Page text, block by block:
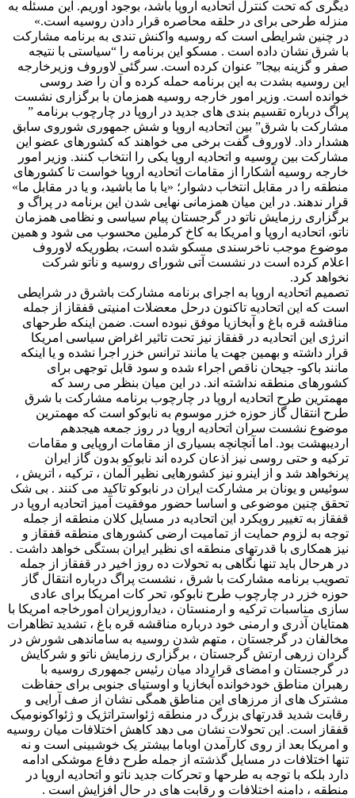
دیگری که تحت کنترل اتحادیه اروپا باشد، بوجود آوریم. این مسئله به
منزله طرحی برای در حلقه محاصره قرار دادن روسیه است.»
در چنین شرایطی است که روسیه واکنش تندی به برنامه مشارکت
با شرق نشان داده است . مسکو این برنامه را “سیاستی با نتیجه
صفر و گزینه بیجا” عنوان کرده است. سرگئی لاوروف وزیرخارجه
این روسیه بشدت به این برنامه حمله کرده و آن را ضد روسی
خوانده است. وزیر امور خارجه روسیه همزمان با برگزاری نشست
پراگ درباره تقسیم بندی های جدید در اروپا در چارچوب برنامه ”
مشارکت با شرق” بین اتحادیه اروپا و شش جمهوری شوروی سابق
هشدار داد. لاوروف گفت برخی می خواهند که کشورهای عضو این
مشارکت بین روسیه و اتحادیه اروپا یکی را انتخاب کنند. وزیر امور
خارجه روسیه آشکارا از مقامات اتحادیه اروپا خواست تا کشورهای
منطقه را در مقابل انتخاب دشوار؛ «یا با ما باشید، و یا در مقابل ما»
قرار ندهند. در این میان همزمانی نهایی شدن این برنامه در پراگ و
برگزاری رزمایش ناتو در گرجستان پیام سیاسی و نظامی همزمان
ناتو، اتحادیه اروپا و امریکا به کاخ کرملین محسوب می شود و همین
موضوع موجب ناخرسندی مسکو شده است، بطوریکه لاوروف
اعلام کرده است در نشست آتی شورای روسیه و ناتو شرکت
نخواهد کرد.
تصمیم اتحادیه اروپا به اجرای برنامه مشارکت باشرق در شرایطی
است که این اتحادیه تاکنون درحل معضلات امنیتی قفقاز از جمله
مناقشه قره باغ و آبخازیا موفق نبوده است. ضمن اینکه طرحهای
انرژی این اتحادیه در قفقاز نیز تحت تاثیر اغراض سیاسی امریکا
قرار داشته و بهمین جهت یا مانند ترانس خزر اجرا نشده و یا اینکه
مانند باکو- جیحان ناقص اجراء شده و سود قابل توجهی برای
کشورهای منطقه نداشته اند. در این میان بنظر می رسد که
مهمترین طرح اتحادیه اروپا در چارچوب برنامه مشارکت با شرق
طرح انتقال گاز حوزه خزر موسوم به نابوکو است که مهمترین
موضوع نشست سران اتحادیه اروپا در روز جمعه هیجدهم
اردیبهشت بود. اما آنچانچه بسیاری از مقامات اروپایی و مقامات
ترکیه و حتی روسی نیز اذعان کرده اند نابوکو بدون گاز ایران
پرنخواهد شد و از اینرو نیز کشورهایی نظیر آلمان ، ترکیه ، اتریش ،
سوئیس و یونان بر مشارکت ایران در نابوکو تاکید می کنند . بی شک
تحقق چنین موضوعی و اساسا حضور موفقیت آمیز اتحادیه اروپا در
قفقاز به تغییر رویکرد این اتحادیه در مسایل کلان منطقه از جمله
توجه به لزوم حمایت از تمامیت ارضی کشورهای منطقه قفقاز و
نیز همکاری با قدرتهای منطقه ای نظیر ایران بستگی خواهد داشت .
در هرحال باید تنها نگاهی به تحولات ده روز اخیر در قفقاز از جمله
تصویب برنامه مشارکت با شرق ، نشست پراگ درباره انتقال گاز
حوزه خزر در چارچوب طرح نابوکو، تحر کات امریکا برای عادی
سازی مناسبات ترکیه و ارمنستان ، دیداروزیران امورخاجه امریکا با
همتایان آذری و ارمنی خود درباره مناقشه قره باغ ، تشدید تظاهرات
مخالفان در گرجستان ، متهم شدن روسیه به ساماندهی شورش در
گردان زرهی ارتش گرجستان ، برگزاری رزمایش ناتو و شرکایش
در گرجستان و امضای قرارداد میان رئیس جمهوری روسیه با
رهبران مناطق خودخوانده آبخازیا و اوستیای جنوبی برای حفاظت
مشترک های از مرزهای این مناطق همگی نشان از صف آرایی و
رقابت شدید قدرتهای بزرگ در منطقه ژئواستراتژیک و ژئواکونومیک
قفقاز است. این تحولات نشان می دهد کاهش اختلافات میان روسیه
و امریکا بعد از روی کارآمدن اوباما بیشتر یک خوشبینی است و نه
تنها اختلافات در مسایل گذشته از جمله طرح دفاع موشکی ادامه
دارد بلکه با توجه به طرحها و تحرکات جدید ناتو و اتحادیه اروپا در
منطقه ، دامنه اختلافات و رقابت های در حال افزایش است .